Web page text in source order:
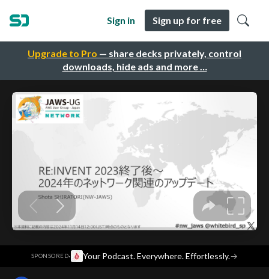
Upgrade to Pro — share decks privately, control
downloads, hide ads and more …
Sign in Sign up for free
SPONSORED· Your Podcast. Everywhere. Effortlessly.→